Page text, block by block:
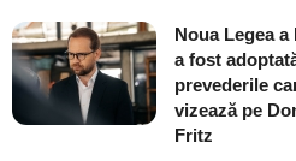
Noua Legea
a fost
prevederile
vizează pe
Fritz